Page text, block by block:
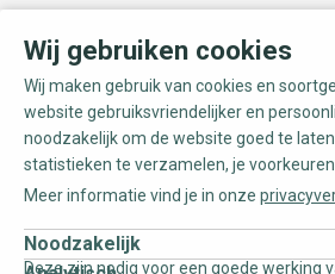
Wij gebruiken cookies
Wij maken gebruik van cookies en
website gebruiksvriendelijker en
noodzakelijk om de website goed te
statistieken te verzamelen, je
Meer informatie vind je in onze
Noodzakelijk
Deze zijn nodig voor een goede werking